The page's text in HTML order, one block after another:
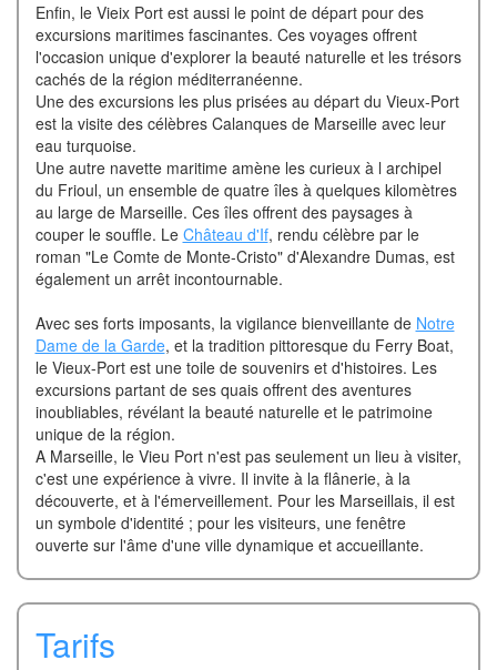
Enfin, le Vieix Port est aussi le point de départ pour des
excursions maritimes fascinantes. Ces voyages offrent
l'occasion unique d'explorer la beauté naturelle et les trésors
cachés de la région méditerranéenne.
Une des excursions les plus prisées au départ du Vieux-Port
est la visite des célèbres Calanques de Marseille avec leur
eau turquoise.
Une autre navette maritime amène les curieux à l archipel
du Frioul, un ensemble de quatre îles à quelques kilomètres
au large de Marseille. Ces îles offrent des paysages à
couper le souffle. Le Château d'If, rendu célèbre par le
roman "Le Comte de Monte-Cristo" d'Alexandre Dumas, est
également un arrêt incontournable.
Avec ses forts imposants, la vigilance bienveillante de Notre
Dame de la Garde, et la tradition pittoresque du Ferry Boat,
le Vieux-Port est une toile de souvenirs et d'histoires. Les
excursions partant de ses quais offrent des aventures
inoubliables, révélant la beauté naturelle et le patrimoine
unique de la région.
A Marseille, le Vieu Port n'est pas seulement un lieu à visiter,
c'est une expérience à vivre. Il invite à la flânerie, à la
découverte, et à l'émerveillement. Pour les Marseillais, il est
un symbole d'identité ; pour les visiteurs, une fenêtre
ouverte sur l'âme d'une ville dynamique et accueillante.
Tarifs